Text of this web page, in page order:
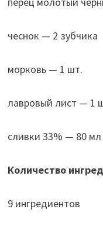
чеснок — 2 зубчика
морковь — 1 шт.
лавровый лист — 1
сливки 33% — 80
Количество
9 ингредиентов